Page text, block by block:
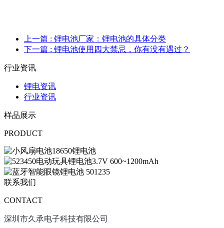
上一篇 : 锂电池厂家：锂电池的具体分类
下一篇 : 锂电池使用四大禁忌，你有没有遇过？
行业资讯
锂电资讯
行业资讯
样品展示
PRODUCT
联系我们
CONTACT
深圳市久承电子科技有限公司